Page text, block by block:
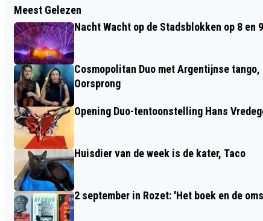
OPENLUCHTMUSEUM: AMSTERDAMSE
SCHOOL IN DE ARCHITECTUUR
Meest Gelezen
Nacht Wacht op de Stadsblokken op 8 en
Cosmopolitan Duo met Argentijnse
Oorsprong
Opening Duo-tentoonstelling Hans
Huisdier van de week is de kater, Taco
2 september in Rozet: 'Het boek en de